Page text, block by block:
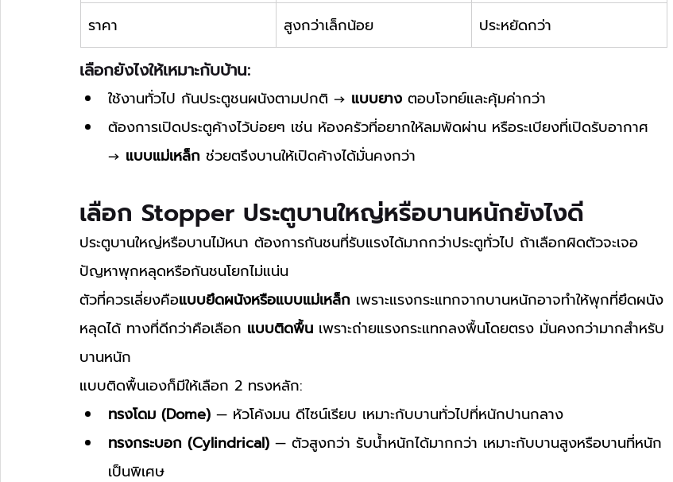
ราคา
สูงกว่าเล็กน้อย ประหยัดกว่า
เลือกยังไงให้เหมาะกับบ้าน:
ใช้งานทั่วไป กันประตูชนผนังตามปกติ → แบบยาง ตอบโจทย์และคุ้มค่ากว่า
ต้องการเปิดประตูค้างไว้บ่อยๆ เช่น ห้องครัวที่อยากให้ลมพัดผ่าน หรือระเบียงที่เปิดรับอากาศ
→ แบบแม่เหล็ก ช่วยตรึงบานให้เปิดค้างได้มั่นคงกว่า
เลือก Stopper ประตูบานใหญ่หรือบานหนักยังไงดี
ประตูบานใหญ่หรือบานไม้หนา ต้องการกันชนที่รับแรงได้มากกว่าประตูทั่วไป ถ้าเลือกผิดตัวจะเจอ
ปัญหาพุกหลุดหรือกันชนโยกไม่แน่น
ตัวที่ควรเลี่ยงคือแบบยึดผนังหรือแบบแม่เหล็ก เพราะแรงกระแทกจากบานหนักอาจทำให้พุกที่ยึดผนัง
หลุดได้ ทางที่ดีกว่าคือเลือก แบบติดพื้น เพราะถ่ายแรงกระแทกลงพื้นโดยตรง มั่นคงกว่ามากสำหรับ
บานหนัก
แบบติดพื้นเองก็มีให้เลือก 2 ทรงหลัก:
ทรงโดม (Dome) — หัวโค้งมน ดีไซน์เรียบ เหมาะกับบานทั่วไปที่หนักปานกลาง
ทรงกระบอก (Cylindrical) — ตัวสูงกว่า รับน้ำหนักได้มากกว่า เหมาะกับบานสูงหรือบานที่หนัก
เป็นพิเศษ